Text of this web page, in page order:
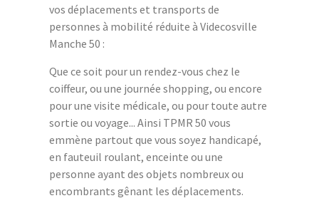
vos déplacements et transports de
personnes à mobilité réduite à Videcosville
Manche 50 :
Que ce soit pour un rendez-vous chez le
coiffeur, ou une journée shopping, ou encore
pour une visite médicale, ou pour toute autre
sortie ou voyage... Ainsi TPMR 50 vous
emmène partout que vous soyez handicapé,
en fauteuil roulant, enceinte ou une
personne ayant des objets nombreux ou
encombrants gênant les déplacements.